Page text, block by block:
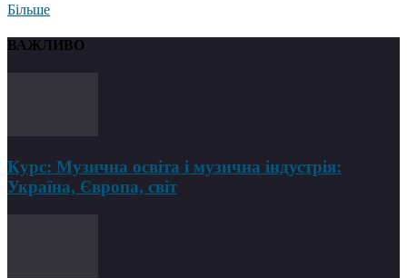
Більше
ВАЖЛИВО
Курс: Музична освіта і музична індустрія:
Україна, Європа, світ